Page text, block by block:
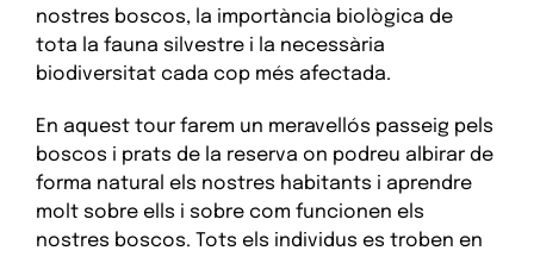
nostres boscos, la importància biològica de
tota la fauna silvestre i la necessària
biodiversitat cada cop més afectada.
En aquest tour farem un meravellós passeig pels
boscos i prats de la reserva on podreu albirar de
forma natural els nostres habitants i aprendre
molt sobre ells i sobre com funcionen els
nostres boscos. Tots els individus es troben en